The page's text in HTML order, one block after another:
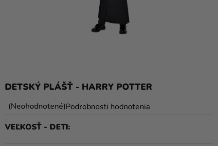
Oblečenie
DETSKÝ PLÁŠŤ - HARRY POTTER
Priemerné
produktu
NeohodnotenéPodrobnosti hodnotenia
VEĽKOSŤ - DETI